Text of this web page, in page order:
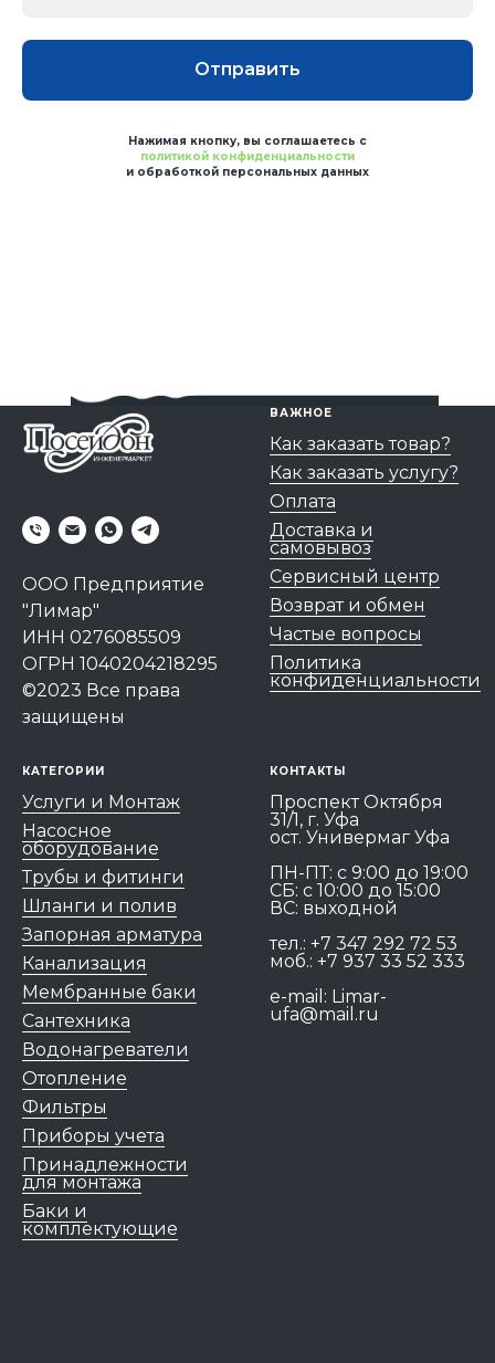
Отправить
Нажимая кнопку, вы соглашаетесь с
политикой конфиденциальности
и обработкой персональных данных
ООО Предприятие
"Лимар"
ИНН 0276085509
ОГРН 1040204218295
©2023 Все права
защищены
ВАЖНОЕ
Как заказать товар?
Как заказать услугу?
Оплата
Доставка и
самовывоз
Сервисный центр
Возврат и обмен
Частые вопросы
Политика
конфиденциальности
КАТЕГОРИИ
Услуги и Монтаж
Насосное
оборудование
Трубы и фитинги
Шланги и полив
Запорная арматура
Канализация
Мембранные баки
Сантехника
Водонагреватели
Отопление
Фильтры
Приборы учета
Принадлежности
для монтажа
Баки и
комплектующие
КОНТАКТЫ
Проспект Октября
31/1, г. Уфа
ост. Универмаг Уфа
ПН-ПТ: c 9:00 до 19:00
СБ: с 10:00 до 15:00
ВС: выходной
тел.: +7 347 292 72 53
моб.: +7 937 33 52 333
e-mail: Limar-
ufa@mail.ru